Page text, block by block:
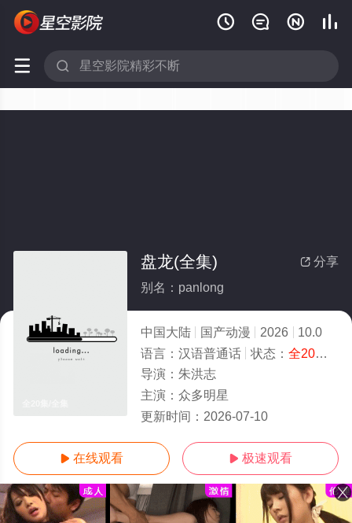
   
 
 分享
盘龙(全集)
别名：panlong
中国大陆 国产动漫 2026
10.0
语言： 汉语普通话 状态： 全20集
导演： 朱洪志
主演： 众多明星
更新时间： 2026-07-10
 在线观看  极速观看